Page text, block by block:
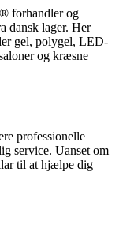
forhandler og
dansk lager. Her
gel, polygel, LED-
og kræsne
professionelle
service. Uanset om
til at hjælpe dig